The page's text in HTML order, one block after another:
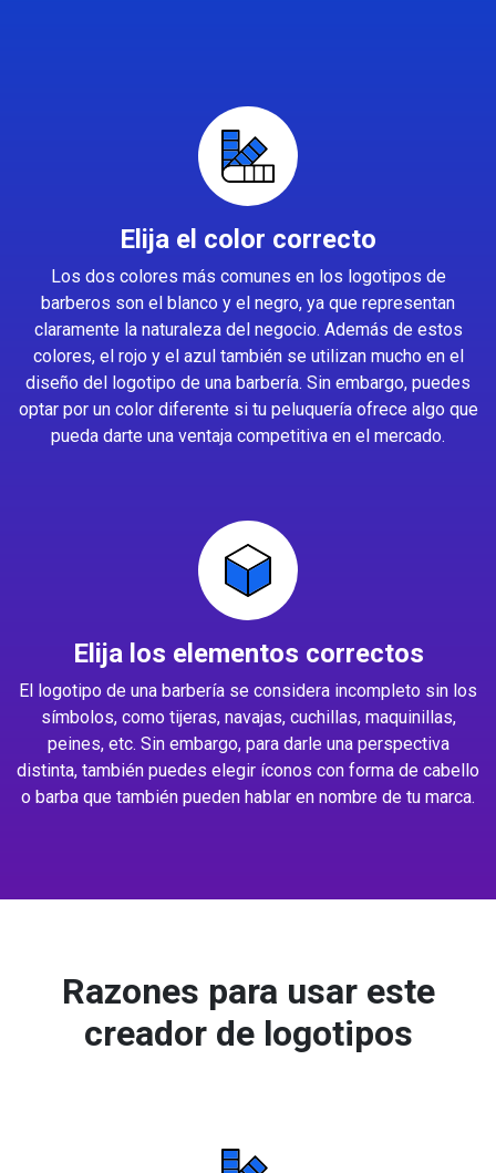
Elija el color correcto
Los dos colores más comunes en los logotipos de
barberos son el blanco y el negro, ya que representan
claramente la naturaleza del negocio. Además de estos
colores, el rojo y el azul también se utilizan mucho en el
diseño del logotipo de una barbería. Sin embargo, puedes
optar por un color diferente si tu peluquería ofrece algo que
pueda darte una ventaja competitiva en el mercado.
Elija los elementos correctos
El logotipo de una barbería se considera incompleto sin los
símbolos, como tijeras, navajas, cuchillas, maquinillas,
peines, etc. Sin embargo, para darle una perspectiva
distinta, también puedes elegir íconos con forma de cabello
o barba que también pueden hablar en nombre de tu marca.
Razones para usar este
creador de logotipos